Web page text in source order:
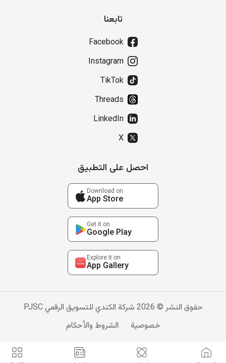
تابعنا
Facebook
Instagram
TikTok
Threads
LinkedIn
X
احصل على التطبيق
Download on
App Store
Get it on
Google Play
Explore it on
App Gallery
حقوق النشر © 2026 شركة الكندي للتسويق الرقمي PJSC
خصوصية
الشروط والأحكام